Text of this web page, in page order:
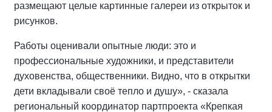
размещают целые картинные галереи из открыток и
рисунков.
Работы оценивали опытные люди: это и
профессиональные художники, и представители
духовенства, общественники. Видно, что в открытки
дети вкладывали своё тепло и душу», - сказала
региональный координатор партпроекта «Крепкая